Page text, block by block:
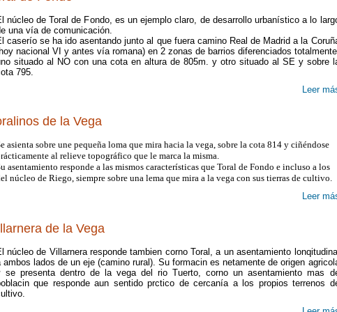
núcleo de Toral de Fondo, es un ejemplo claro, de desarrollo urbanístico a lo
una vía de comunicación.
caserío se ha ido asentando junto al que fuera camino Real de Madrid a la
nacional VI y antes vía romana) en 2 zonas de barrios diferenciados
situado al NO con una cota en altura de 805m. y otro situado al SE y sobre
795.
Leer
de la Vega
asienta sobre une pequeña loma que mira hacia la vega, sobre la cota 814 y ciñéndose
al relieve topográfico que le marca la misma.
asentamiento responde a las mismos características que Toral de Fondo e incluso a los
núcleo de Riego, siempre sobre una lema que mira a la vega con sus tierras de cultivo.
Leer
de la Vega
núcleo de Villarnera responde tambien corno Toral, a un asentamiento
ambos lados de un eje (camino rural). Su formacin es netamente de origen
se presenta dentro de la vega del rio Tuerto, corno un asentamiento mas
que responde aun sentido prctico de cercanía a los propios terrenos